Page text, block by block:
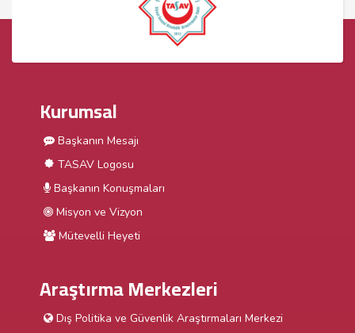
Kurumsal
Başkanın Mesajı
TASAV Logosu
Başkanın Konuşmaları
Misyon ve Vizyon
Mütevelli Heyeti
Araştırma Merkezleri
Dış Politika ve Güvenlik Araştırmaları Merkezi